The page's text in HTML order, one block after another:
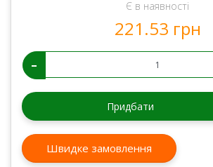
Є в наявності
221.53 грн
-
Придбати
Швидке замовлення